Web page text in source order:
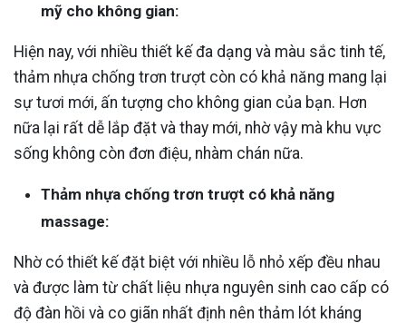
mỹ cho không gian:
Hiện nay, với nhiều thiết kế đa dạng và màu sắc tinh tế,
thảm nhựa chống trơn trượt còn có khả năng mang lại
sự tươi mới, ấn tượng cho không gian của bạn. Hơn
nữa lại rất dễ lắp đặt và thay mới, nhờ vậy mà khu vực
sống không còn đơn điệu, nhàm chán nữa.
Thảm nhựa chống trơn trượt có khả năng
massage:
Nhờ có thiết kế đặt biệt với nhiều lỗ nhỏ xếp đều nhau
và được làm từ chất liệu nhựa nguyên sinh cao cấp có
độ đàn hồi và co giãn nhất định nên thảm lót kháng